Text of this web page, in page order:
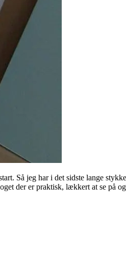
Så jeg har i det sidste lange
der er praktisk, lækkert at se på